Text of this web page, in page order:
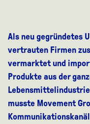
Als neu gegründetes
vertrauten Firmen
vermarktet und
Produkte aus der
Lebensmittelindustrie
musste Movement